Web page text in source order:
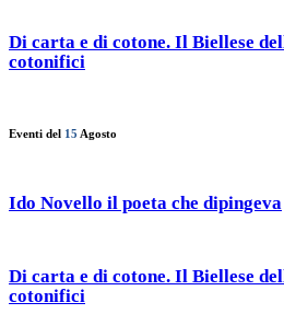
Di carta e di cotone. Il Biellese
cotonifici
Eventi del 15 Agosto
Ido Novello il poeta che dipingeva
Di carta e di cotone. Il Biellese
cotonifici